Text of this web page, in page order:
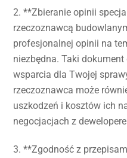
2. **Zbieranie opinii
rzeczoznawcą
profesjonalnej opinii na
niezbędna. Taki
wsparcia dla Twojej
rzeczoznawca może
uszkodzeń i kosztów ich
negocjacjach z
3. **Zgodność z